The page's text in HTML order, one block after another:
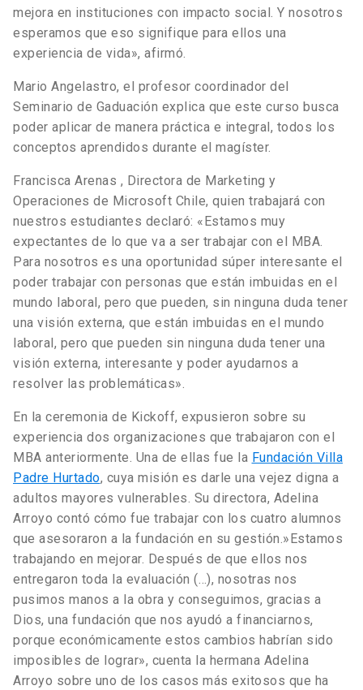
mejora en instituciones con impacto social. Y nosotros
esperamos que eso signifique para ellos una
experiencia de vida», afirmó.
Mario Angelastro, el profesor coordinador del
Seminario de Gaduación explica que este curso busca
poder aplicar de manera práctica e integral, todos los
conceptos aprendidos durante el magíster.
Francisca Arenas , Directora de Marketing y
Operaciones de Microsoft Chile, quien trabajará con
nuestros estudiantes declaró: «Estamos muy
expectantes de lo que va a ser trabajar con el MBA.
Para nosotros es una oportunidad súper interesante el
poder trabajar con personas que están imbuidas en el
mundo laboral, pero que pueden, sin ninguna duda tener
una visión externa, que están imbuidas en el mundo
laboral, pero que pueden sin ninguna duda tener una
visión externa, interesante y poder ayudarnos a
resolver las problemáticas».
En la ceremonia de Kickoff, expusieron sobre su
experiencia dos organizaciones que trabajaron con el
MBA anteriormente. Una de ellas fue la Fundación Villa
Padre Hurtado, cuya misión es darle una vejez digna a
adultos mayores vulnerables. Su directora, Adelina
Arroyo contó cómo fue trabajar con los cuatro alumnos
que asesoraron a la fundación en su gestión.»Estamos
trabajando en mejorar. Después de que ellos nos
entregaron toda la evaluación (…), nosotras nos
pusimos manos a la obra y conseguimos, gracias a
Dios, una fundación que nos ayudó a financiarnos,
porque económicamente estos cambios habrían sido
imposibles de lograr», cuenta la hermana Adelina
Arroyo sobre uno de los casos más exitosos que ha